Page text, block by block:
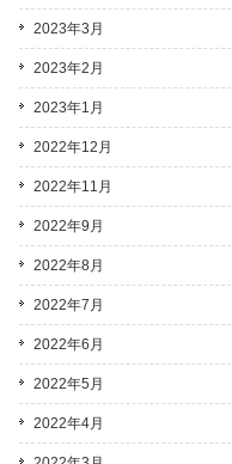
2023年3月
2023年2月
2023年1月
2022年12月
2022年11月
2022年9月
2022年8月
2022年7月
2022年6月
2022年5月
2022年4月